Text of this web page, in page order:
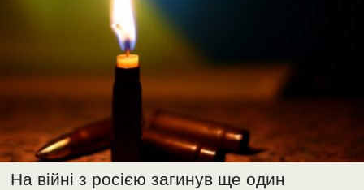
На війні з росією загинув ще один